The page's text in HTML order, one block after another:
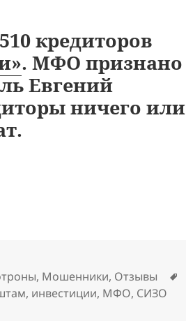
кредиторов
. МФО признано
Евгений
ничего или
«Домашние деньги»
, Мошенники, Отзывы
, инвестиции, МФО, СИЗО